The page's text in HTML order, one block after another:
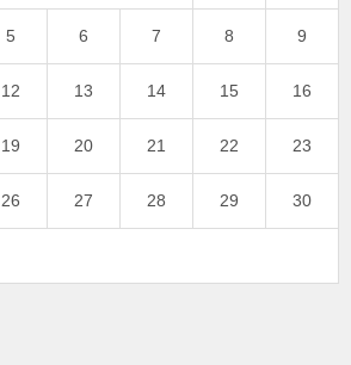
5 6 7 8 9
12 13 14 15 16
19 20 21 22 23
26 27 28 29 30